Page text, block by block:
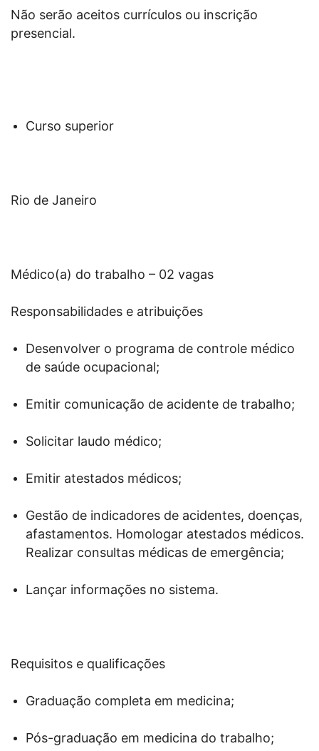
Não serão aceitos currículos ou inscrição
presencial.
Curso superior
Rio de Janeiro
Médico(a) do trabalho – 02 vagas
Responsabilidades e atribuições
Desenvolver o programa de controle médico
de saúde ocupacional;
Emitir comunicação de acidente de trabalho;
Solicitar laudo médico;
Emitir atestados médicos;
Gestão de indicadores de acidentes, doenças,
afastamentos. Homologar atestados médicos.
Realizar consultas médicas de emergência;
Lançar informações no sistema.
Requisitos e qualificações
Graduação completa em medicina;
Pós-graduação em medicina do trabalho;